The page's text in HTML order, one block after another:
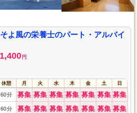
よ風の栄養士のパート・アルバイ
1,400 円
休憩 月 火 水 木 金 土 日
60分 募集 募集 募集 募集 募集 募集 募集
60分 募集 募集 募集 募集 募集 募集 募集